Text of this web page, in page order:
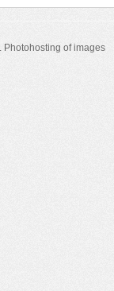
Photohosting of images